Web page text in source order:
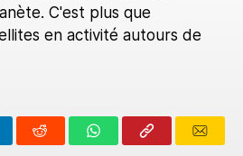
C'est plus que
en activité autours de